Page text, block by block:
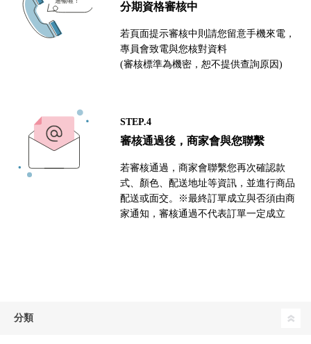
分期資格審核中
若頁面提示審核中則請您留意手機來電，
專員會致電與您核對資料
(審核標準為機密，恕不提供查詢原因)
STEP.4
審核通過後，商家會與您聯繫
若審核通過，商家會聯繫您再次確認款
式、顏色、配送地址等資訊，並進行商品
配送或面交。※最終訂單成立與否須由商
家通知，審核通過不代表訂單一定成立
分類